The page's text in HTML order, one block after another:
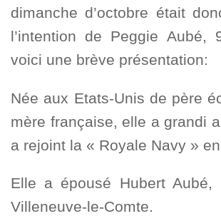
dimanche d’octobre était
l’intention de Peggie Aubé,
voici une brève présentation:
Née aux Etats-Unis de père
mère française, elle a grandi
a rejoint la « Royale Navy »
Elle a épousé Hubert Aubé,
Villeneuve-le-Comte.